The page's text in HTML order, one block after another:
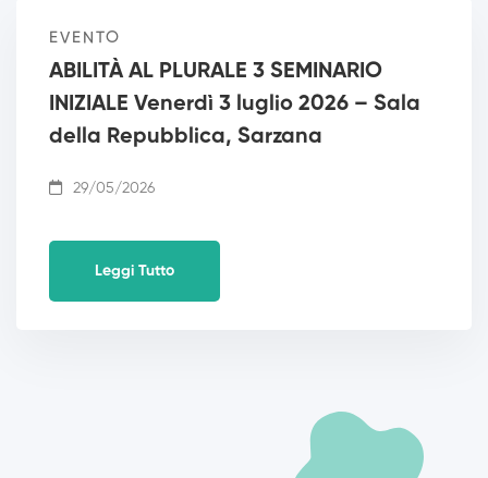
EVENTO
ABILITÀ AL PLURALE 3 SEMINARIO
INIZIALE Venerdì 3 luglio 2026 – Sala
della Repubblica, Sarzana
29/05/2026
Leggi Tutto